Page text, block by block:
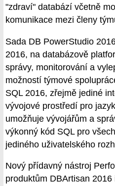
"zdraví" databází včetně
komunikace mezi členy
Sada DB PowerStudio
2016, na databázově
správy, monitorování a
možností týmové
SQL 2016, zřejmě jediné
vývojové prostředí pro
umožňuje vývojářům a
výkonný kód SQL pro
jediného uživatelského
Nový přídavný nástroj
produktům DBArtisan